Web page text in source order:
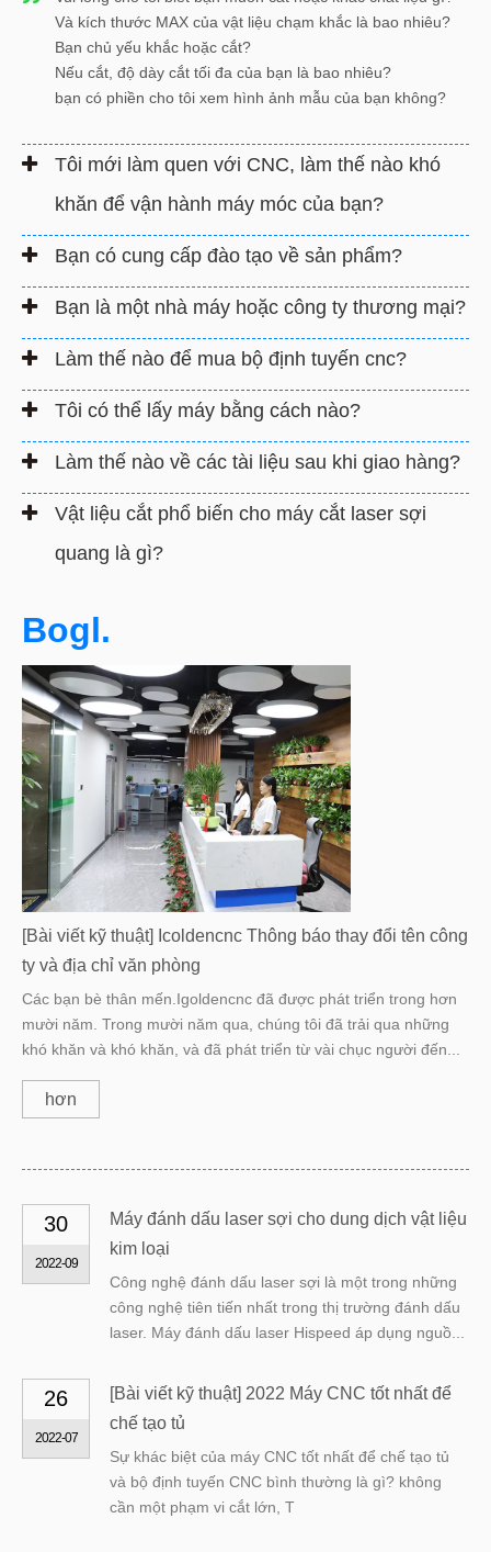
Và kích thước MAX của vật liệu chạm khắc là bao nhiêu?
Bạn chủ yếu khắc hoặc cắt?
Nếu cắt, độ dày cắt tối đa của bạn là bao nhiêu?
bạn có phiền cho tôi xem hình ảnh mẫu của bạn không?
Tôi mới làm quen với CNC, làm thế nào khó
khăn để vận hành máy móc của bạn?
Bạn có cung cấp đào tạo về sản phẩm?
Bạn là một nhà máy hoặc công ty thương mại?
Làm thế nào để mua bộ định tuyến cnc?
Tôi có thể lấy máy bằng cách nào?
Làm thế nào về các tài liệu sau khi giao hàng?
Vật liệu cắt phổ biến cho máy cắt laser sợi
quang là gì?
Bogl.
[Bài viết kỹ thuật] Icoldencnc Thông báo thay đổi tên công
ty và địa chỉ văn phòng
Các bạn bè thân mến.Igoldencnc đã được phát triển trong hơn
mười năm. Trong mười năm qua, chúng tôi đã trải qua những
khó khăn và khó khăn, và đã phát triển từ vài chục người đến...
hơn
30
2022-09
Máy đánh dấu laser sợi cho dung dịch vật liệu
kim loại
Công nghệ đánh dấu laser sợi là một trong những
công nghệ tiên tiến nhất trong thị trường đánh dấu
laser. Máy đánh dấu laser Hispeed áp dụng nguồ...
26
2022-07
[Bài viết kỹ thuật] 2022 Máy CNC tốt nhất để
chế tạo tủ
Sự khác biệt của máy CNC tốt nhất để chế tạo tủ
và bộ định tuyến CNC bình thường là gì? không
cần một phạm vi cắt lớn, T